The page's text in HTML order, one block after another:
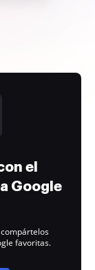
el
Google
favoritas.